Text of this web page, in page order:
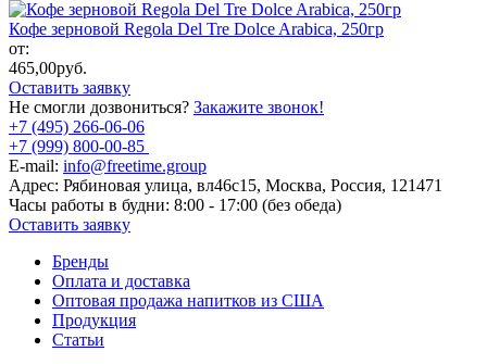
Кофе зерновой Regola Del Tre Dolce Arabica, 250гр
от:
465,00руб.
Оставить заявку
Не смогли дозвониться? Закажите звонок!
+7 (495) 266-06-06
+7 (999) 800-00-85
E-mail: info@freetime.group
Адрес: Рябиновая улица, вл46с15, Москва, Россия, 121471
Часы работы в будни: 8:00 - 17:00 (без обеда)
Оставить заявку
Бренды
Оплата и доставка
Оптовая продажа напитков из США
Продукция
Статьи